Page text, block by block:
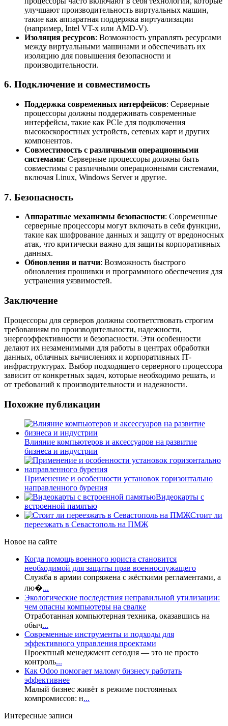
улучшают производительность виртуальных машин,
такие как аппаратная поддержка виртуализации
(например, Intel VT-x или AMD-V).
Изоляция ресурсов: Возможность управлять ресурсами
между виртуальными машинами и обеспечивать их
изоляцию для повышения безопасности и
производительности.
6. Подключение и совместимость
Поддержка современных интерфейсов: Серверные
процессоры должны поддерживать современные
интерфейсы, такие как PCIe для подключения
высокоскоростных устройств, сетевых карт и других
компонентов.
Совместимость с различными операционными
системами: Серверные процессоры должны быть
совместимы с различными операционными системами,
включая Linux, Windows Server и другие.
7. Безопасность
Аппаратные механизмы безопасности: Современные
серверные процессоры могут включать в себя функции,
такие как шифрование данных и защиту от вредоносных
атак, что критически важно для защиты корпоративных
данных.
Обновления и патчи: Возможность быстрого
обновления прошивки и программного обеспечения для
устранения уязвимостей.
Заключение
Процессоры для серверов должны соответствовать строгим
требованиям по производительности, надежности,
энергоэффективности и безопасности. Эти особенности
делают их незаменимыми для работы в центрах обработки
данных, облачных вычислениях и корпоративных IT-
инфраструктурах. Выбор подходящего серверного процессора
зависит от конкретных задач, которые необходимо решать, и
от требований к производительности и надежности.
Похожие публикации
Влияние компьютеров и аксессуаров на развитие
бизнеса и индустрии
Применение и особенности установок горизонтально
направленного бурения
Видеокарты с
встроенной памятью
Стоит ли
переезжать в Севастополь на ПМЖ
Новое на сайте
Когда помощь военного юриста становится
необходимой для защиты прав военнослужащего
Служба в армии сопряжена с жёсткими регламентами, а
лю�...
Экологические последствия неправильной утилизации:
чем опасны компьютеры на свалке
Отработанная компьютерная техника, оказавшись на
обыч...
Современные инструменты и подходы для
эффективного управления проектами
Проектный менеджмент сегодня — это не просто
контроль...
Как Odoo помогает малому бизнесу работать
эффективнее
Малый бизнес живёт в режиме постоянных
компромиссов: н...
Интересные записи